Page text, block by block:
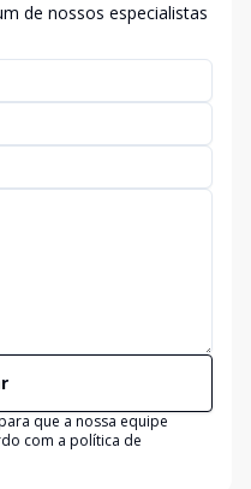
de nossos especialistas
que a nossa equipe
com a política de